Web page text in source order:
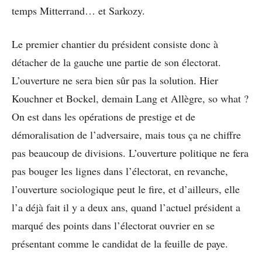
temps Mitterrand… et Sarkozy.
Le premier chantier du président consiste donc à
détacher de la gauche une partie de son électorat.
L’ouverture ne sera bien sûr pas la solution. Hier
Kouchner et Bockel, demain Lang et Allègre, so what ?
On est dans les opérations de prestige et de
démoralisation de l’adversaire, mais tous ça ne chiffre
pas beaucoup de divisions. L’ouverture politique ne fera
pas bouger les lignes dans l’électorat, en revanche,
l’ouverture sociologique peut le fire, et d’ailleurs, elle
l’a déjà fait il y a deux ans, quand l’actuel président a
marqué des points dans l’électorat ouvrier en se
présentant comme le candidat de la feuille de paye.